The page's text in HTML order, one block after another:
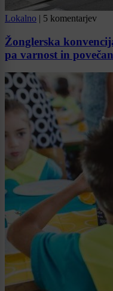
Lokalno | 5 komentarjev
Žonglerska
pa varnost in